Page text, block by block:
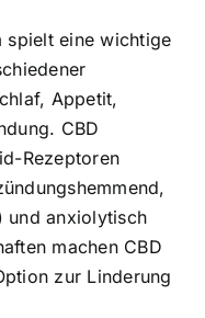
spielt eine wichtige
Appetit,
CBD
Rezeptoren
und anxiolytisch
machen CBD
zur Linderung